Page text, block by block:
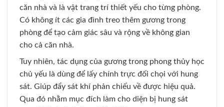
căn nhà và là vật trang trí thiết yếu cho từng phòng.
Có không ít các gia đình treo thêm gương trong
phòng để tạo cảm giác sâu và rộng về không gian
cho cả căn nhà.
Tuy nhiên, tác dụng của gương trong phong thủy học
chủ yếu là dùng để lấy chính trực đối chọi với hung
sát. Giúp đẩy sát khí phản chiếu về được hiệu quả.
Qua đó nhằm mục đích làm cho diện bị hung sát